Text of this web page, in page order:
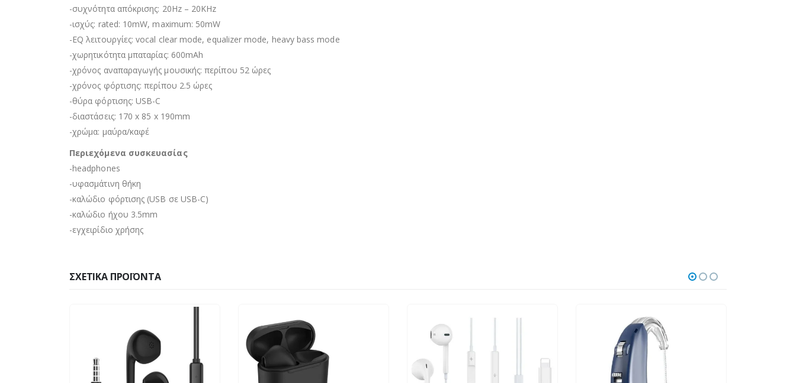
-συχνότητα απόκρισης: 20Hz – 20KHz
-ισχύς: rated: 10mW, maximum: 50mW
-EQ λειτουργίες: vocal clear mode, equalizer mode, heavy bass mode
-χωρητικότητα μπαταρίας: 600mAh
-χρόνος αναπαραγωγής μουσικής: περίπου 52 ώρες
-χρόνος φόρτισης: περίπου 2.5 ώρες
-θύρα φόρτισης: USB-C
-διαστάσεις: 170 x 85 x 190mm
-χρώμα: μαύρα/καφέ
Περιεχόμενα συσκευασίας
-headphones
-υφασμάτινη θήκη
-καλώδιο φόρτισης (USB σε USB-C)
-καλώδιο ήχου 3.5mm
-εγχειρίδιο χρήσης
ΣΧΕΤΙΚΆ ΠΡΟΪΌΝΤΑ